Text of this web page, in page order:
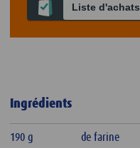
Liste d'achats
Ingrédients
190 g de farine